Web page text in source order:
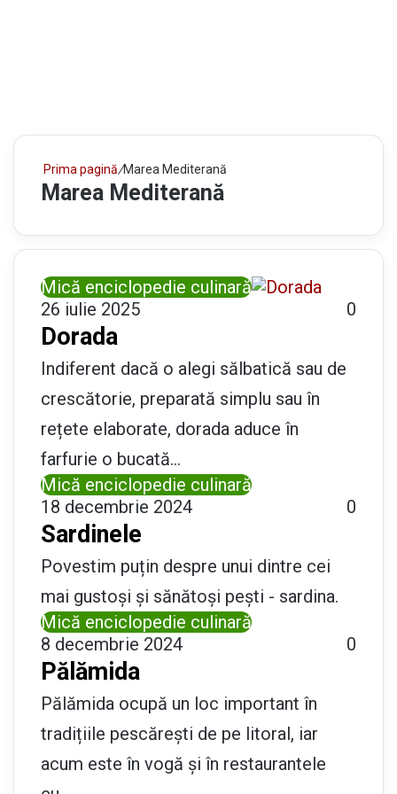
Prima pagină/Marea Mediterană
Marea Mediterană
Mică enciclopedie culinară
26 iulie 2025
0
Dorada
Indiferent dacă o alegi sălbatică sau de
crescătorie, preparată simplu sau în
rețete elaborate, dorada aduce în
farfurie o bucată…
Mică enciclopedie culinară
18 decembrie 2024
0
Sardinele
Povestim puțin despre unui dintre cei
mai gustoși și sănătoși pești - sardina.
Mică enciclopedie culinară
8 decembrie 2024
0
Pălămida
Pălămida ocupă un loc important în
tradițiile pescărești de pe litoral, iar
acum este în vogă și în restaurantele